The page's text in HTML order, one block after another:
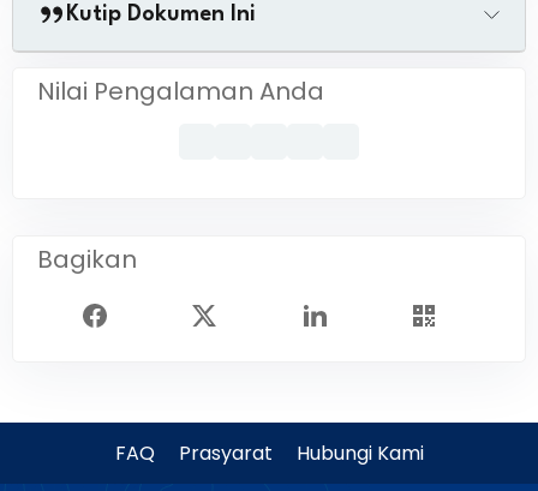
Kutip Dokumen Ini
Nilai Pengalaman Anda
Bagikan
FAQ Prasyarat Hubungi Kami